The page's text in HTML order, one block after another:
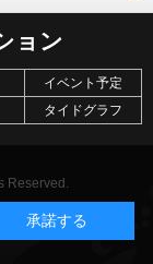
ョン
イベント予定
タイドグラフ
Reserved.
承諾する